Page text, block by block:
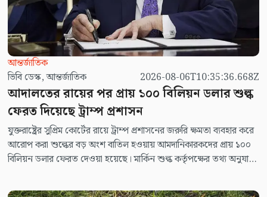
আন্তর্জাতিক
ভিবি ডেস্ক, আন্তর্জাতিক
2026-08-06T10:35:36.668Z
আদালতের রায়ের পর প্রায় ১০০ বিলিয়ন ডলার শুল্ক
ফেরত দিয়েছে ট্রাম্প প্রশাসন
যুক্তরাষ্ট্রের সুপ্রিম কোর্টের রায়ে ট্রাম্প প্রশাসনের জরুরি ক্ষমতা ব্যবহার করে
আরোপ করা শুল্কের বড় অংশ বাতিল হওয়ায় আমদানিকারকদের প্রায় ১০০
বিলিয়ন ডলার ফেরত দেওয়া হয়েছে। মার্কিন শুল্ক কর্তৃপক্ষের তথ্য অনুযায়ী,
এর তিন-চতুর্থাংশের বেশি অর্থ ইতোমধ্যে পরিশোধ করা হয়েছে।